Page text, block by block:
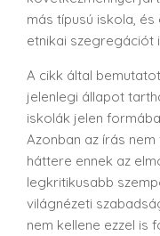
más típusú iskola,
etnikai szegregációt
A cikk által
jelenlegi állapot
iskolák jelen
Azonban az írás
háttere ennek az
legkritikusabb
világnézeti
nem kellene ezzel is